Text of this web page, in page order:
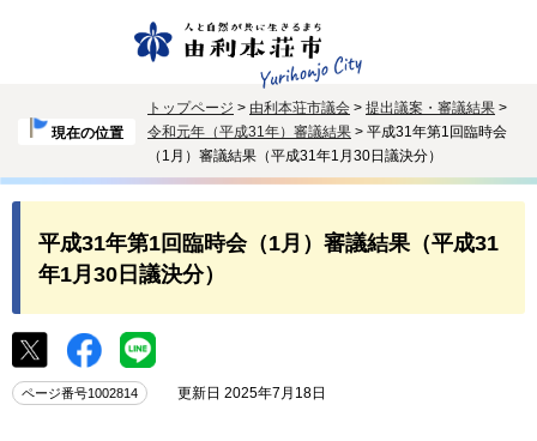
現在の位置
トップページ > 由利本荘市議会 > 提出議案・審議結果 >
令和元年（平成31年）審議結果 > 平成31年第1回臨時会
（1月）審議結果（平成31年1月30日議決分）
平成31年第1回臨時会（1月）審議結果（平成31
年1月30日議決分）
ページ番号1002814 更新日 2025年7月18日